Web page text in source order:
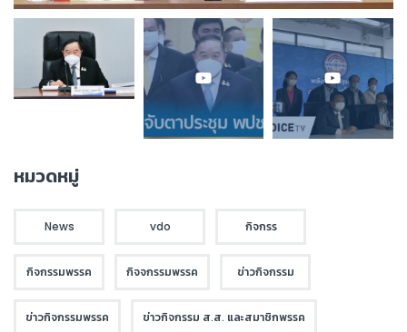
หมวดหมู่
News vdo กิจกรร
กิจกรรมพรรค กิจจกรรมพรรค ข่าวกิจกรรม
ข่าวกิจกรรมพรรค ข่าวกิจกรรม ส.ส. และสมาชิกพรรค